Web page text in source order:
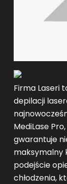
Firma Laseri
depilacji
MediLase
gwarantuje
maksymalny
podejście
chłodzenia,